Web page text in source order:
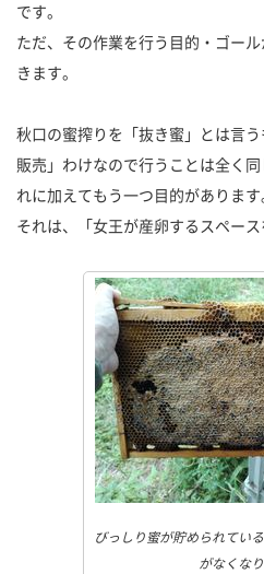
です。
ただ、その作業を行う目的・ゴー
きます。
秋口の蜜搾りを「抜き蜜」とは言
販売」わけなので行うことは全く
れに加えてもう一つ目的があります
それは、「女王が産卵するスペース
びっしり蜜が貯められてい
がなくな